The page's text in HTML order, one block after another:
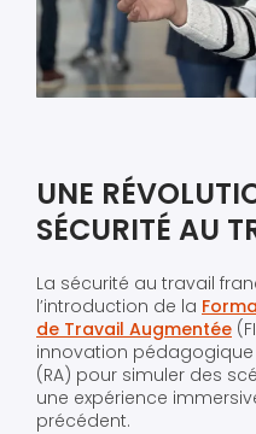
UNE
SÉCURITÉ AU
La sécurité au travail
l’introduction de la
de Travail Augmentée
innovation
(RA) pour simuler des
une expérience
précédent.